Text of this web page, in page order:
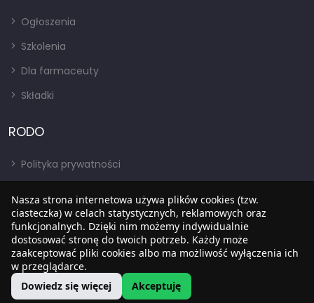
Ogłoszenia
Szkolenia
Dla farmaceuty
Składki
RODO
Polityka prywatności
RODO
BIP
Copyright © 2022 SIA. Wszystkie prawa zastrzezone.
Nasza strona internetowa używa plików cookies (tzw.
ciasteczka) w celach statystycznych, reklamowych oraz
funkcjonalnych. Dzięki nim możemy indywidualnie
dostosować stronę do twoich potrzeb. Każdy może
zaakceptować pliki cookies albo ma możliwość wyłączenia ich
w przeglądarce.
Dowiedz się więcej
Akceptuję